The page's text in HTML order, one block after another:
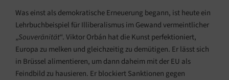
Was einst als demokratische Erneuerung begann, ist heute ein
Lehrbuchbeispiel für Illiberalismus im Gewand vermeintlicher
„Souveränität“. Viktor Orbán hat die Kunst perfektioniert,
Europa zu melken und gleichzeitig zu demütigen. Er lässt sich
in Brüssel alimentieren, um dann daheim mit der EU als
Feindbild zu hausieren. Er blockiert Sanktionen gegen